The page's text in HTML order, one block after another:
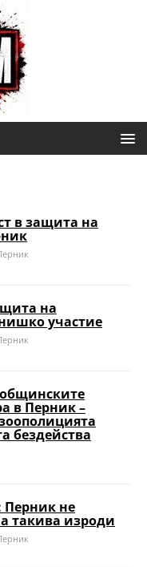
в защита на
на
участие
в Перник –
бездейства
Перник не
такива изроди